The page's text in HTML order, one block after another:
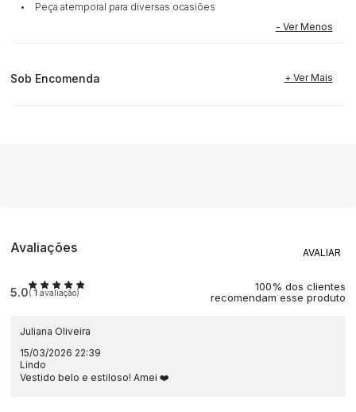
• Peça atemporal para diversas ocasiões
Sob Encomenda
Avaliações
5.0(1 avaliação)
100% dos clientes
recomendam esse produto
Juliana Oliveira
15/03/2026 22:39
Lindo
Vestido belo e estiloso! Amei ❤️